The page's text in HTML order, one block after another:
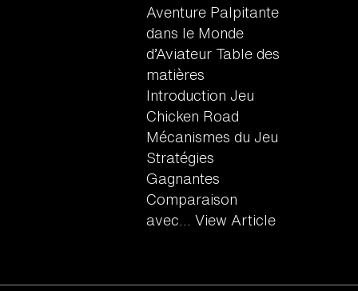
Aventure Palpitante
dans le Monde
d’Aviateur Table des
matières
Introduction Jeu
Chicken Road
Mécanismes du Jeu
Stratégies
Gagnantes
Comparaison
avec...View Article